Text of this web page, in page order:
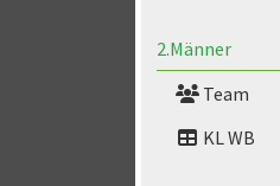
2.Männer
Team
KL WB